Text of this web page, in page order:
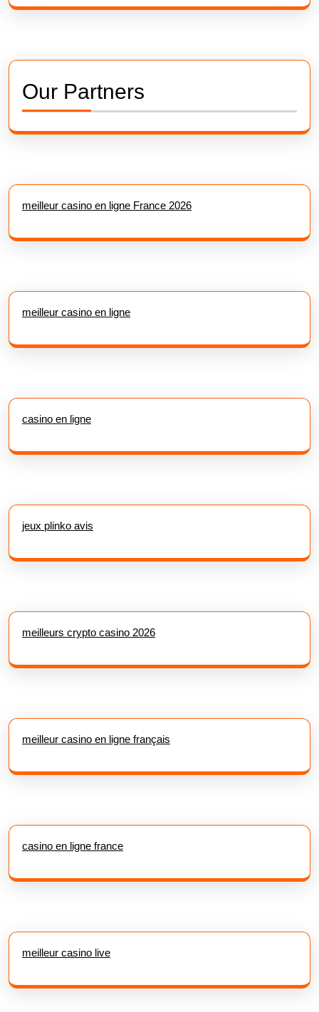
Our Partners
meilleur casino en ligne France 2026
meilleur casino en ligne
casino en ligne
jeux plinko avis
meilleurs crypto casino 2026
meilleur casino en ligne français
casino en ligne france
meilleur casino live